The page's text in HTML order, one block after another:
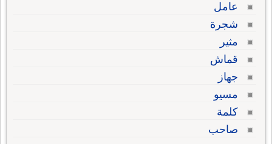
عامل
شجرة
مثير
قماش
جهاز
مسيو
كلمة
صاحب